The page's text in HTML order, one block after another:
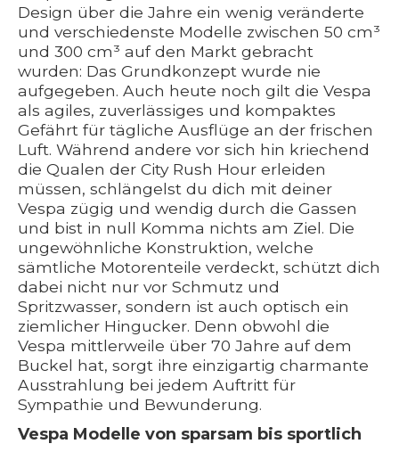
Design über die Jahre ein wenig veränderte
und verschiedenste Modelle zwischen 50 cm³
und 300 cm³ auf den Markt gebracht
wurden: Das Grundkonzept wurde nie
aufgegeben. Auch heute noch gilt die Vespa
als agiles, zuverlässiges und kompaktes
Gefährt für tägliche Ausflüge an der frischen
Luft. Während andere vor sich hin kriechend
die Qualen der City Rush Hour erleiden
müssen, schlängelst du dich mit deiner
Vespa zügig und wendig durch die Gassen
und bist in null Komma nichts am Ziel. Die
ungewöhnliche Konstruktion, welche
sämtliche Motorenteile verdeckt, schützt dich
dabei nicht nur vor Schmutz und
Spritzwasser, sondern ist auch optisch ein
ziemlicher Hingucker. Denn obwohl die
Vespa mittlerweile über 70 Jahre auf dem
Buckel hat, sorgt ihre einzigartig charmante
Ausstrahlung bei jedem Auftritt für
Sympathie und Bewunderung.
Vespa Modelle von sparsam bis sportlich